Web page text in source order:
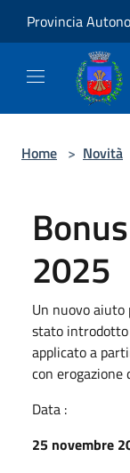
Provincia
Home > Novità
2025
Un nuovo
stato introdotto
applicato a
con erogazione
Data :
25 novembre